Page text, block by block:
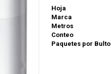
Hoja
Marca
Metros
Conteo
Paquetes por Bulto